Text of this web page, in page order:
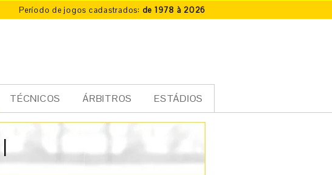
Período de jogos cadastrados: de 1978 à 2026
TÉCNICOS ÁRBITROS ESTÁDIOS